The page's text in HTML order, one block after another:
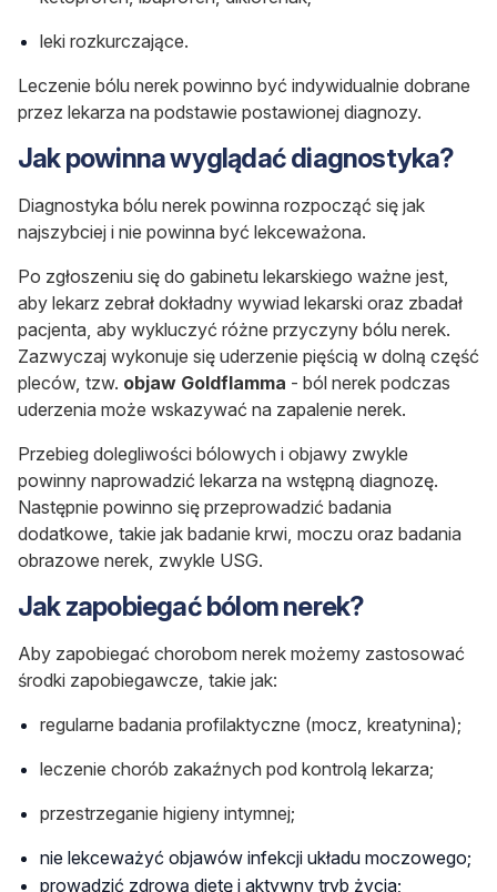
leki rozkurczające.
Leczenie bólu nerek powinno być indywidualnie dobrane
przez lekarza na podstawie postawionej diagnozy.
Jak powinna wyglądać diagnostyka?
Diagnostyka bólu nerek powinna rozpocząć się jak
najszybciej i nie powinna być lekceważona.
Po zgłoszeniu się do gabinetu lekarskiego ważne jest,
aby lekarz zebrał dokładny wywiad lekarski oraz zbadał
pacjenta, aby wykluczyć różne przyczyny bólu nerek.
Zazwyczaj wykonuje się uderzenie pięścią w dolną część
pleców, tzw. objaw Goldflamma - ból nerek podczas
uderzenia może wskazywać na zapalenie nerek.
Przebieg dolegliwości bólowych i objawy zwykle
powinny naprowadzić lekarza na wstępną diagnozę.
Następnie powinno się przeprowadzić badania
dodatkowe, takie jak badanie krwi, moczu oraz badania
obrazowe nerek, zwykle USG.
Jak zapobiegać bólom nerek?
Aby zapobiegać chorobom nerek możemy zastosować
środki zapobiegawcze, takie jak:
regularne badania profilaktyczne (mocz, kreatynina);
leczenie chorób zakaźnych pod kontrolą lekarza;
przestrzeganie higieny intymnej;
nie lekceważyć objawów infekcji układu moczowego;
prowadzić zdrową dietę i aktywny tryb życia;